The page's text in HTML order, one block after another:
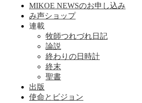
MIKOE NEWSのお申し込み
み声ショップ
連載
牧師つれづれ日記
論説
終わりの日時計
終末
聖書
出版
使命とビジョン